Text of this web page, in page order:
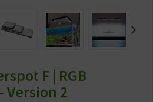
F | RGB
Version 2